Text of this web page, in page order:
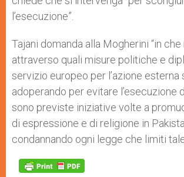
l’esecuzione”.
Tajani domanda alla Mogherini “in
attraverso quali misure politiche e
servizio europeo per l’azione esterna
adoperando per evitare l’esecuzione
sono previste iniziative volte a
di espressione e di religione in
condannando ogni legge che limiti